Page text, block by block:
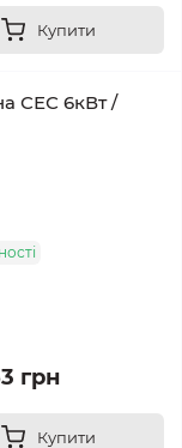
Купити
СЕС 6кВт /
грн
Купити